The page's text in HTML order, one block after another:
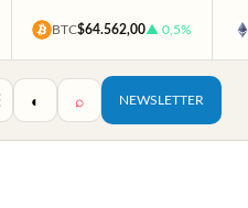
BTC$64.562,00▲ 0,5%
◐ ⌕ NEWSLETTER